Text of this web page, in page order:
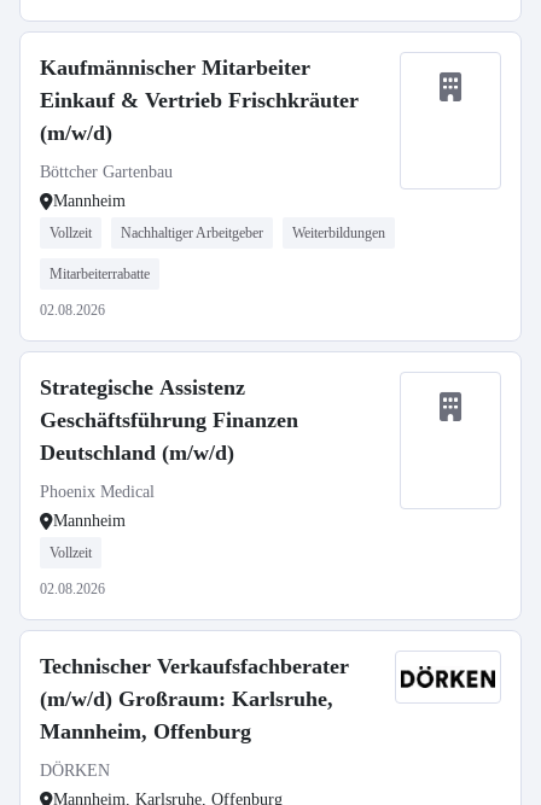
Kaufmännischer Mitarbeiter
Einkauf & Vertrieb Frischkräuter
(m/w/d)
Böttcher Gartenbau
Mannheim
Vollzeit Nachhaltiger Arbeitgeber Weiterbildungen
Mitarbeiterrabatte
02.08.2026
Strategische Assistenz
Geschäftsführung Finanzen
Deutschland (m/w/d)
Phoenix Medical
Mannheim
Vollzeit
02.08.2026
Technischer Verkaufsfachberater
(m/w/d) Großraum: Karlsruhe,
Mannheim, Offenburg
DÖRKEN
Mannheim, Karlsruhe, Offenburg